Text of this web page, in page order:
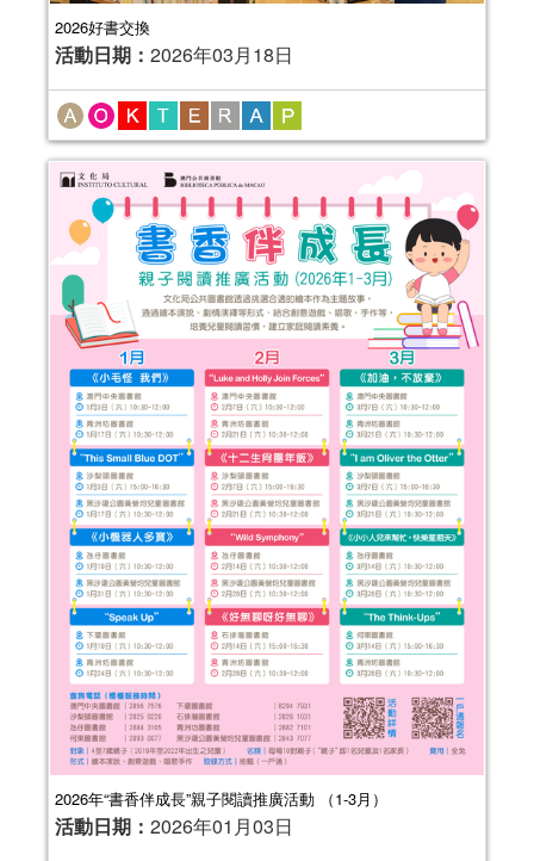
2026好書交換
活動日期： 2026年03月18日
2026年“書香伴成長”親子閱讀推廣活動 （1-3月）
活動日期： 2026年01月03日